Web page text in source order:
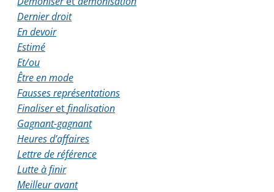
Dernier droit
En devoir
Estimé
Et/ou
Être en mode
Fausses représentations
Finaliseretfinalisation
Gagnant-gagnant
Heures d’affaires
Lettre de référence
Lutte à finir
Meilleur avant